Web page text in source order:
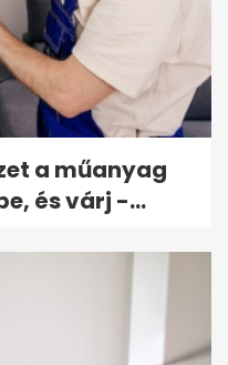
a műanyag
és várj -...